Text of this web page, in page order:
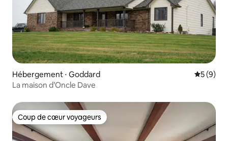
Hébergement ⋅ Goddard
5 (9)
La maison d’Oncle Dave
Coup de cœur voyageurs
Coup de cœur voyageurs